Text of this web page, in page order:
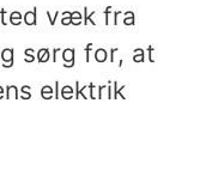
væk fra
sørg for, at
elektrik